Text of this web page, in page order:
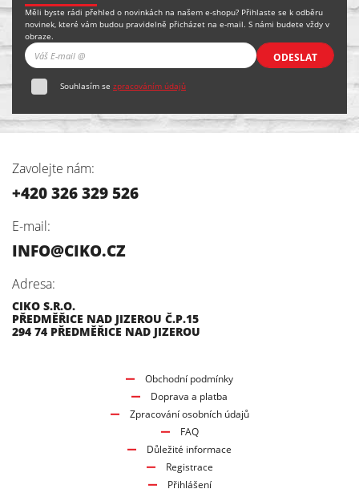
Měli byste rádi přehled o novinkách na našem e-shopu? Přihlaste se k odběru
novinek, které vám budou pravidelně přicházet na e-mail. S námi budete vždy v
obraze.
ODESLAT
Souhlasím se zpracováním údajů
Zavolejte nám:
+420 326 329 526
E-mail:
INFO@CIKO.CZ
Adresa:
CIKO S.R.O.
PŘEDMĚŘICE NAD JIZEROU Č.P.15
294 74 PŘEDMĚŘICE NAD JIZEROU
Obchodní podmínky
Doprava a platba
Zpracování osobních údajů
FAQ
Důležité informace
Registrace
Přihlášení